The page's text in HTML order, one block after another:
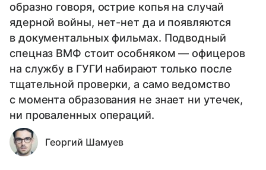
образно говоря, острие копья на случай
ядерной войны, нет-нет да и появляются
в документальных фильмах. Подводный
спецназ ВМФ стоит особняком — офицеров
на службу в ГУГИ набирают только после
тщательной проверки, а само ведомство
с момента образования не знает ни утечек,
ни проваленных операций.
Георгий Шамуев